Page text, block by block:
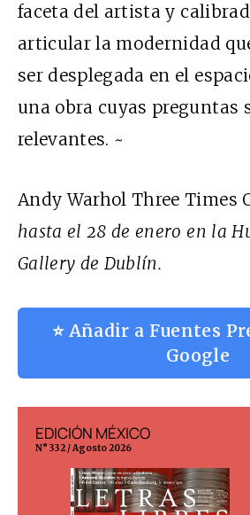
faceta del artista y
articular la modernidad
ser desplegada en el
una obra cuyas preguntas
relevantes. ~
Andy Warhol Three Times
hasta el 28 de enero en la
Gallery de Dublín.
⭐ Añadir a Fuentes
Google
EDICIÓN MÉXICO
N° 332 / Agosto 2026